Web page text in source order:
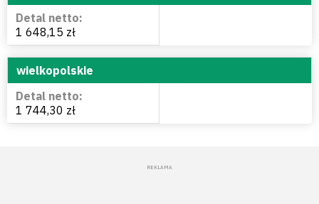
1 648,15 zł
wielkopolskie
1 744,30 zł